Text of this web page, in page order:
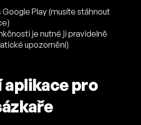
Play (musíte stáhnout
je nutné ji pravidelně
upozornění)
pro